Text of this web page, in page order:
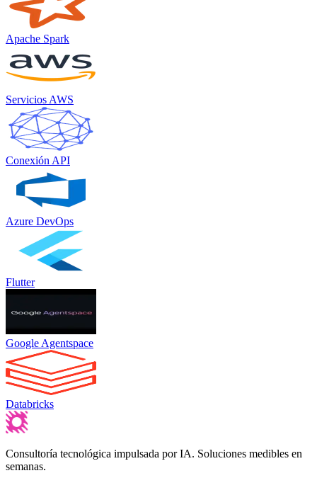
Apache Spark
Servicios AWS
Conexión API
Azure DevOps
Flutter
Google Agentspace
Databricks
Consultoría tecnológica impulsada por IA. Soluciones medibles en
semanas.